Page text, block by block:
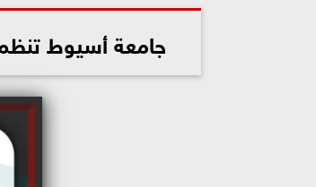
جامعة أسيوط